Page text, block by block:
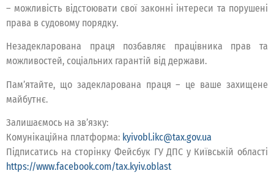
– можливість відстоювати свої законні інтереси та порушені
права в судовому порядку.
Незадекларована праця позбавляє працівника прав та
можливостей, соціальних гарантій від держави.
Пам’ятайте, що задекларована праця – це ваше захищене
майбутнє.
Залишаємось на зв’язку:
Комунікаційна платформа: kyivobl.ikc@tax.gov.ua
Підписатись на сторінку Фейсбук ГУ ДПС у Київській області
https://www.facebook.com/tax.kyiv.oblast